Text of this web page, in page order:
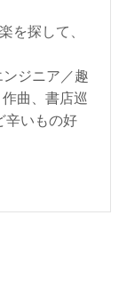
を探して、
ジニア／趣
曲、書店巡
辛いもの好